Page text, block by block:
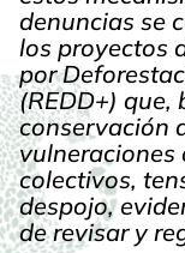
denuncias se
los proyectos
por
(REDD+) que,
conservación
vulneraciones
colectivos,
despojo,
de revisar y